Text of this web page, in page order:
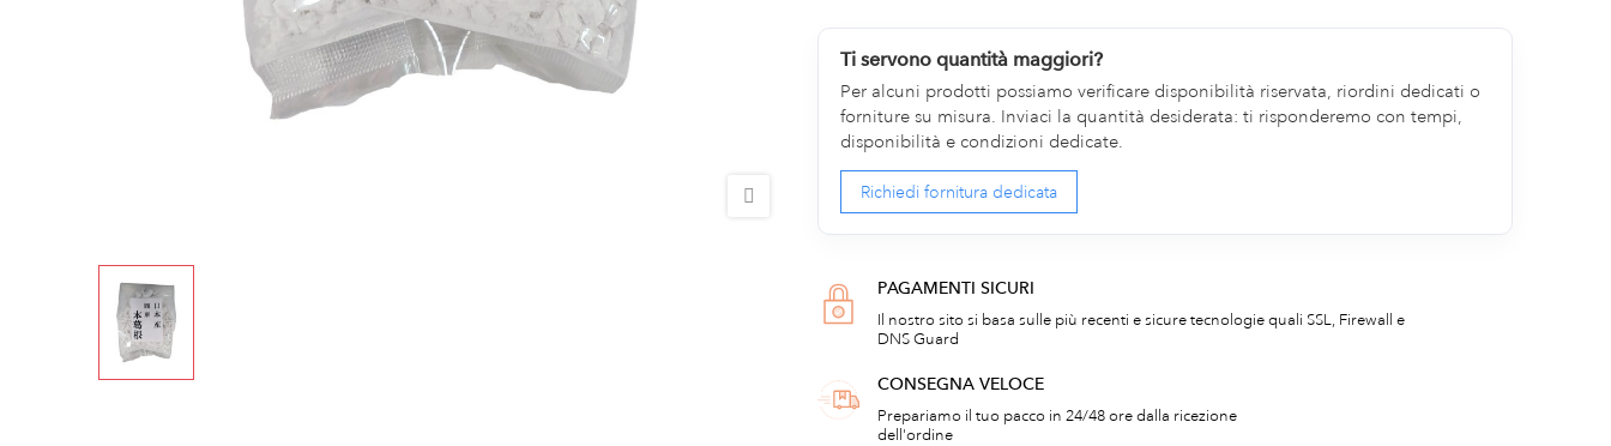
Ti servono quantità maggiori?
Per alcuni prodotti possiamo verificare disponibilità riservata, riordini dedicati o
forniture su misura. Inviaci la quantità desiderata: ti risponderemo con tempi,
disponibilità e condizioni dedicate.
Richiedi fornitura dedicata
PAGAMENTI SICURI
Il nostro sito si basa sulle più recenti e sicure tecnologie quali SSL, Firewall e
DNS Guard
CONSEGNA VELOCE
Prepariamo il tuo pacco in 24/48 ore dalla ricezione
dell'ordine